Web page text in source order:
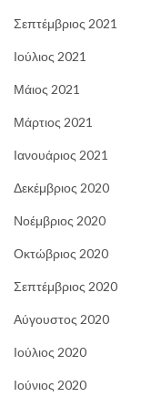
Σεπτέμβριος 2021
Ιούλιος 2021
Μάιος 2021
Μάρτιος 2021
Ιανουάριος 2021
Δεκέμβριος 2020
Νοέμβριος 2020
Οκτώβριος 2020
Σεπτέμβριος 2020
Αύγουστος 2020
Ιούλιος 2020
Ιούνιος 2020